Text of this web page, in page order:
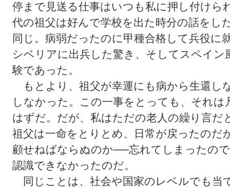
停まで見送る仕事はいつも私に押し付けら
代の祖父は好んで学校を出た時分の話をし
同じ。病弱だったのに甲種合格して兵役に
シベリアに出兵した驚き、そしてスペイン
験であった。
もとより、祖父が幸運にも病から生還し
しなかった。この一事をとっても、それ
はずだ。だが、私はただの老人の繰り言
祖父は一命をとりとめ、日常が戻ったのだ
顧せねばならぬのか──忘れてしまったの
認識できなかったのだ。
同じことは、社会や国家のレベルでも当